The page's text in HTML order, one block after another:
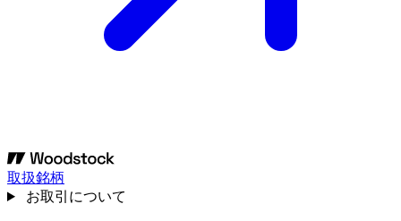
取扱銘柄
お取引について